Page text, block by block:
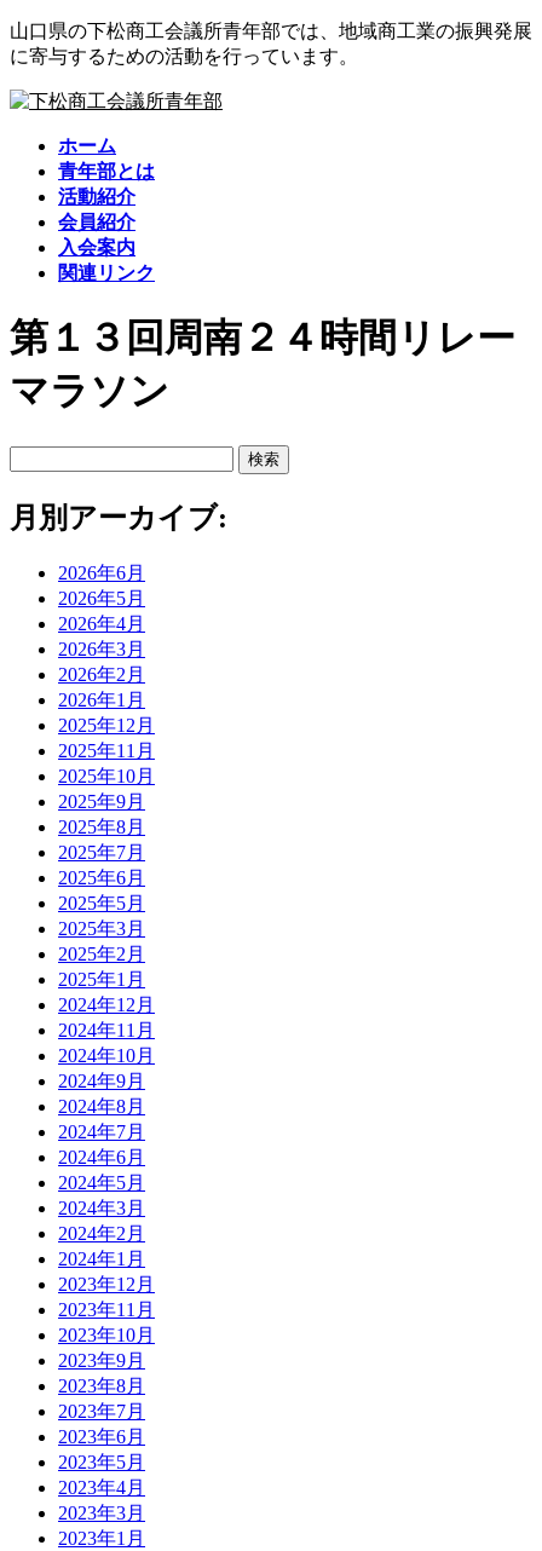
コ
ン
ン
ナ
ビ
ー
山口県の下松商工会議所青年部では、地域商工業の振興発展
に寄与するための活動を行っています。
ホーム
青年部とは
活動紹介
会員紹介
入会案内
関連リンク
第１３回周南２４時間リレー
マラソン
月別アーカイブ:
2026年6月
2026年5月
2026年4月
2026年3月
2026年2月
2026年1月
2025年12月
2025年11月
2025年10月
2025年9月
2025年8月
2025年7月
2025年6月
2025年5月
2025年3月
2025年2月
2025年1月
2024年12月
2024年11月
2024年10月
2024年9月
2024年8月
2024年7月
2024年6月
2024年5月
2024年3月
2024年2月
2024年1月
2023年12月
2023年11月
2023年10月
2023年9月
2023年8月
2023年7月
2023年6月
2023年5月
2023年4月
2023年3月
2023年1月